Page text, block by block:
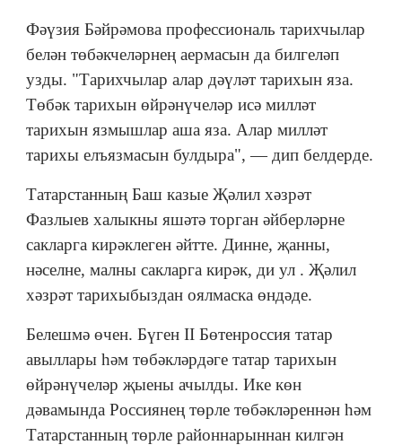
Фәүзия Бәйрәмова профессиональ тарихчылар
белән төбәкчеләрнең аермасын да билгеләп
узды. "Тарихчылар алар дәүләт тарихын яза.
Төбәк тарихын өйрәнүчеләр исә милләт
тарихын язмышлар аша яза. Алар милләт
тарихы елъязмасын булдыра", — дип белдерде.
Татарстанның Баш казые Җәлил хәзрәт
Фазлыев халыкны яшәтә торган әйберләрне
сакларга кирәклеген әйтте. Динне, җанны,
нәселне, малны сакларга кирәк, ди ул . Җәлил
хәзрәт тарихыбыздан оялмаска өндәде.
Белешмә өчен. Бүген II Бөтенроссия татар
авыллары һәм төбәкләрдәге татар тарихын
өйрәнүчеләр җыены ачылды. Ике көн
дәвамында Россиянең төрле төбәкләреннән һәм
Татарстанның төрле районнарыннан килгән